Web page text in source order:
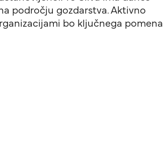
področju gozdarstva. Aktivno
bo ključnega pomena